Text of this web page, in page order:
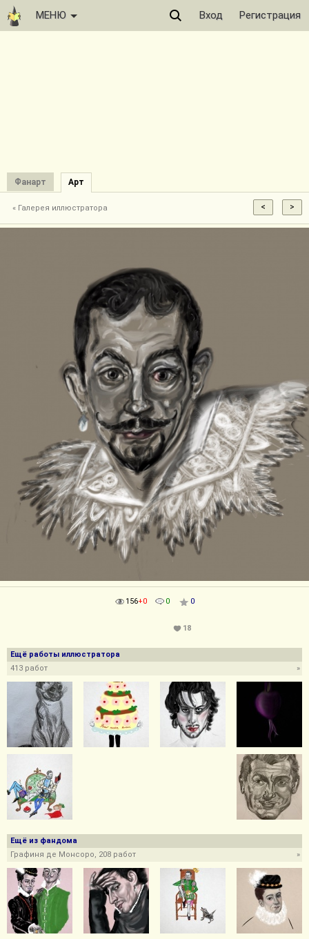
МЕНЮ Вход Регистрация
Фанарт Арт
« Галерея иллюстратора
156+0 0 0
18
Ещё работы иллюстратора
»
413 работ
Ещё из фандома
»
Графиня де Монсоро, 208 работ